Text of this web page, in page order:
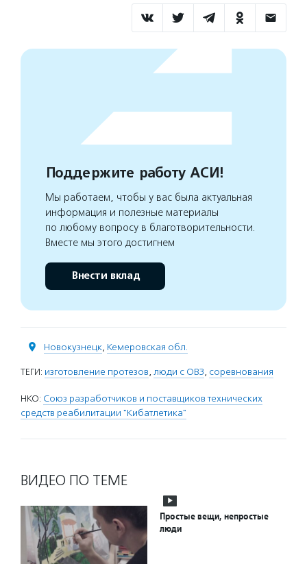
Поддержите работу АСИ!
Мы работаем, чтобы у вас была актуальная
информация и полезные материалы
по любому вопросу в благотворительности.
Вместе мы этого достигнем
Внести вклад
Новокузнецк, Кемеровская обл.
ТЕГИ: изготовление протезов, люди с ОВЗ, соревнования
НКО: Союз разработчиков и поставщиков технических
средств реабилитации "Кибатлетика"
ВИДЕО ПО ТЕМЕ
Простые вещи, непростые
люди